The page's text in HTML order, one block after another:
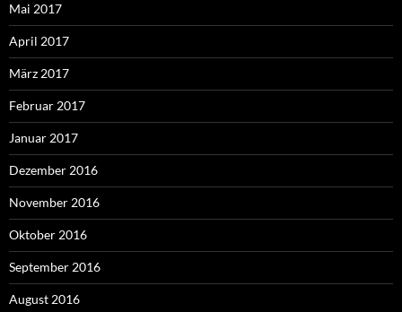
Mai 2017
April 2017
März 2017
Februar 2017
Januar 2017
Dezember 2016
November 2016
Oktober 2016
September 2016
August 2016